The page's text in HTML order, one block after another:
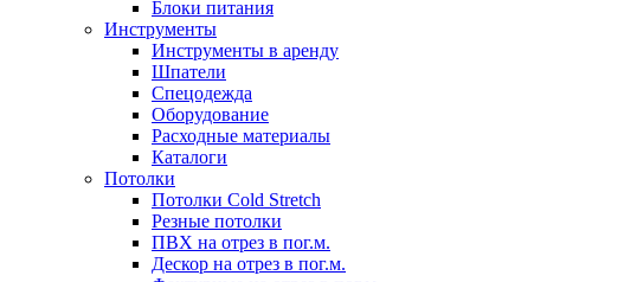
Блоки питания
Инструменты
Инструменты в аренду
Шпатели
Спецодежда
Оборудование
Расходные материалы
Каталоги
Потолки
Потолки Cold Stretch
Резные потолки
ПВХ на отрез в пог.м.
Дескор на отрез в пог.м.